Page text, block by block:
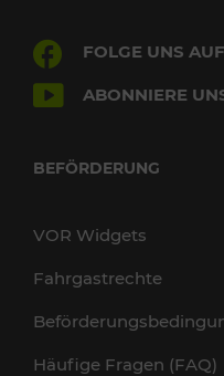
FOLGE UNS
ABONNIERE
BEFÖRDERUNG
VOR Widgets
Fahrgastrechte
Häufige Fragen (FAQ)